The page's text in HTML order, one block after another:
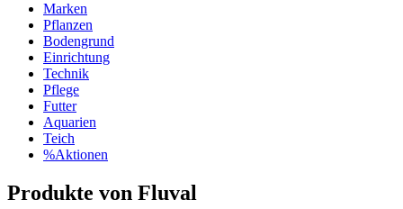
Marken
Pflanzen
Bodengrund
Einrichtung
Technik
Pflege
Futter
Aquarien
Teich
%Aktionen
Produkte von Fluval